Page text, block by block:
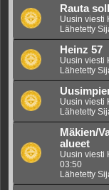
Rauta
Uusin viesti
Lähetetty
Heinz 57
Uusin viesti
Lähetetty
Uusin viesti
Lähetetty
Mäkien/
alueet
Uusin viesti
03:50
Lähetetty